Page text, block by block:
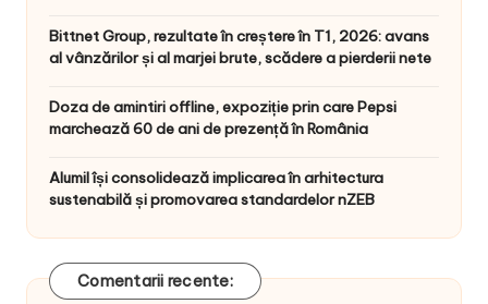
Bittnet Group, rezultate în creștere în T1, 2026: avans
al vânzărilor și al marjei brute, scădere a pierderii nete
Doza de amintiri offline, expoziție prin care Pepsi
marchează 60 de ani de prezență în România
Alumil își consolidează implicarea în arhitectura
sustenabilă și promovarea standardelor nZEB
Comentarii recente: